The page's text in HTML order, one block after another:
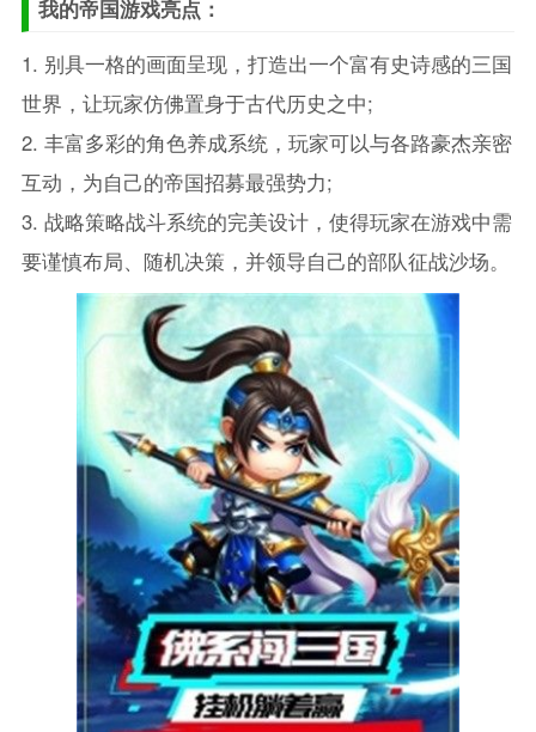
我的帝国游戏亮点：
1. 别具一格的画面呈现，打造出一个富有史诗感的三国
世界，让玩家仿佛置身于古代历史之中;
2. 丰富多彩的角色养成系统，玩家可以与各路豪杰亲密
互动，为自己的帝国招募最强势力;
3. 战略策略战斗系统的完美设计，使得玩家在游戏中需
要谨慎布局、随机决策，并领导自己的部队征战沙场。